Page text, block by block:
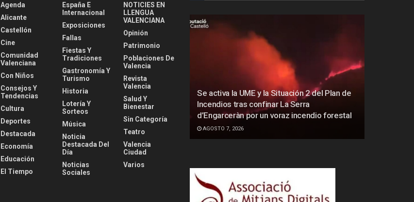
Agenda
Alicante
Castellón
Cine
Comunidad
Valenciana
Con Niños
Consejos Y
Tendencias
Cultura
Deportes
Destacada
Economía
Educación
El Tiempo
España E
Internacional
Exposiciones
Fallas
Fiestas Y
Tradiciones
Gastronomía Y
Turismo
Historia
Lotería Y
Sorteos
Música
Noticia
Destacada Del
Día
Noticias
Sociales
NOTICIES EN
LLENGUA
VALENCIANA
Opinión
Patrimonio
Poblaciones De
Valencia
Revista
Valencia
Salud Y
Bienestar
Sin Categoría
Teatro
Valencia
Ciudad
Varios
Se activa la UME y la Situación 2 del Plan de
Incendios tras confinar La Serra
d’Engarceràn por un voraz incendio forestal
AGOSTO 7, 2026